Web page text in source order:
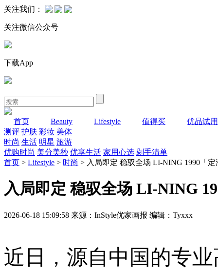
关注我们：
关注微信公众号
下载App
首页 Beauty Lifestyle 值得买
优品试用
测评 护肤 彩妆 美体
时尚 生活 明星 旅游
优购时尚 美分美秒 优享生活 家用心选 剁手清单
首页 > Lifestyle > 时尚 > 入局即定 稳驭全场 LI-NING 1990「
入局即定 稳驭全场 LI-NING
2026-06-18 15:09:58 来源：InStyle优家画报 编辑：Tyxxx
近日，源自中国的专